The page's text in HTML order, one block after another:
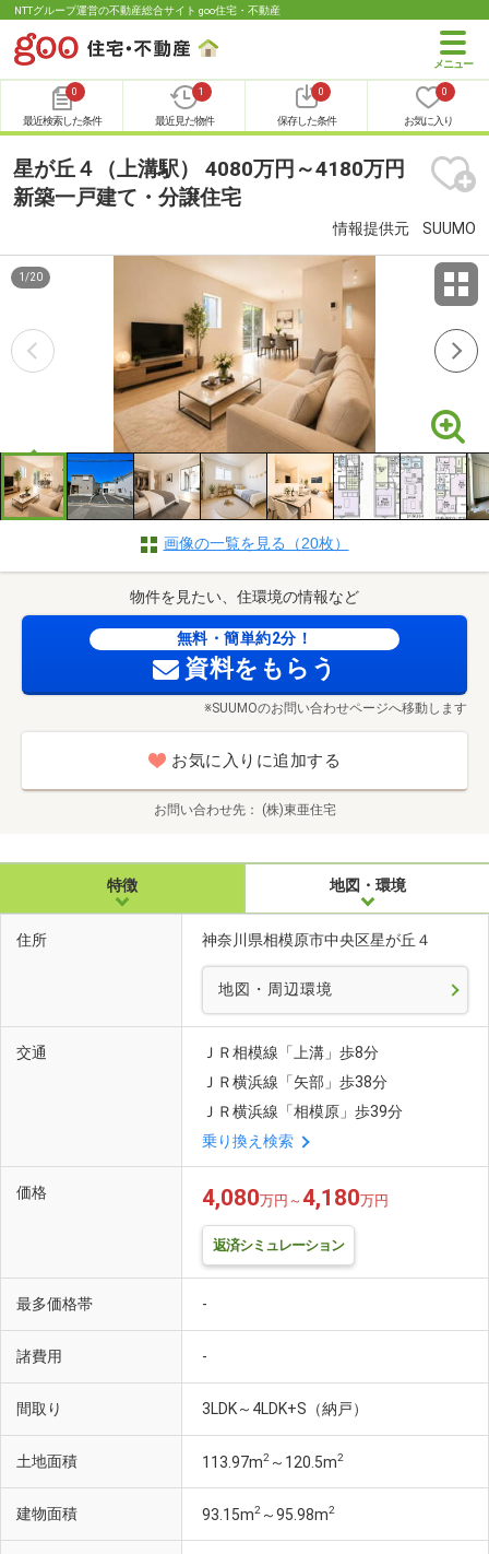
NTTグループ運営の不動産総合サイト goo住宅・不動産
0
最近検索した条件
1
最近見た物件
0
保存した条件
0
お気に入り
星が丘４（上溝駅） 4080万円～4180万円
新築一戸建て・分譲住宅
情報提供元 SUUMO
1 /20
画像の一覧を見る（20枚）
物件を見たい、住環境の情報など
無料・簡単約2分！
資料をもらう
※SUUMOのお問い合わせページへ移動します
お気に入りに追加する
お問い合わせ先 (株)東亜住宅
特徴 地図・環境
住所 神奈川県相模原市中央区星が丘４
地図・周辺環境
交通
ＪＲ相模線「上溝」歩8分
ＪＲ横浜線「矢部」歩38分
ＪＲ横浜線「相模原」歩39分
乗り換え検索
価格 4,080万円～ 4,180万円
返済シミュレーション
最多価格帯 -
諸費用 -
間取り 3LDK～4LDK+S（納戸）
土地面積 113.97m2 ～120.5m2
建物面積 93.15m2 ～95.98m2